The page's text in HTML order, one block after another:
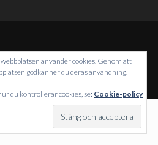
WORDPRESS
AVWORDPRESS.COM.
använder cookies. Genom att
godkänner du deras användning.
du kontrollerar cookies, se: Cookie-policy